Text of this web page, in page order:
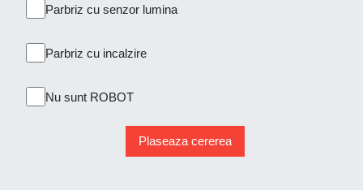
Parbriz cu senzor lumina
Parbriz cu incalzire
Nu sunt ROBOT
Plaseaza cererea